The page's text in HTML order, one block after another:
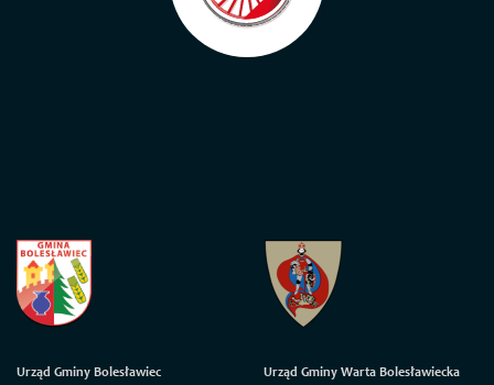
Urząd Gminy Bolesławiec
Urząd Gminy Warta Bolesławiecka